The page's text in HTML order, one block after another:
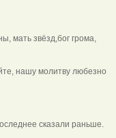
мать звёзд,бог грома,
нашу молитву любезно
сказали раньше.